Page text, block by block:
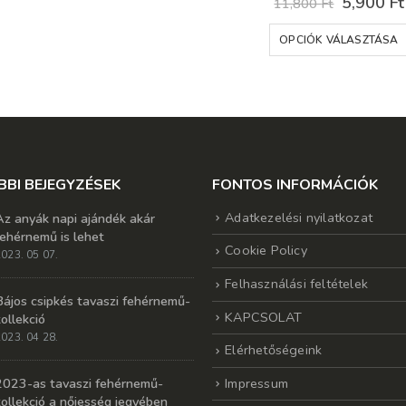
was:
11,800
OPCIÓK VÁLASZTÁSA
BEJEGYZÉSEK
anyák napi ajándék akár
is lehet
05 07.
csipkés tavaszi fehérnemű-
04 28.
as tavaszi fehérnemű-
a nőiesség jegyében
FONTOS INFORMÁCIÓK
Adatkezelési nyilatkozat
Cookie Policy
Felhasználási feltételek
KAPCSOLAT
Elérhetőségeink
Impressum